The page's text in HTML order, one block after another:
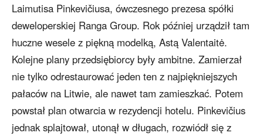
Laimutisa Pinkevičiusa, ówczesnego prezesa spółki
deweloperskiej Ranga Group. Rok później urządził tam
huczne wesele z piękną modelką, Astą Valentaitė.
Kolejne plany przedsiębiorcy były ambitne. Zamierzał
nie tylko odrestaurować jeden ten z najpiękniejszych
pałaców na Litwie, ale nawet tam zamieszkać. Potem
powstał plan otwarcia w rezydencji hotelu. Pinkevičius
jednak splajtował, utonął w długach, rozwiódł się z